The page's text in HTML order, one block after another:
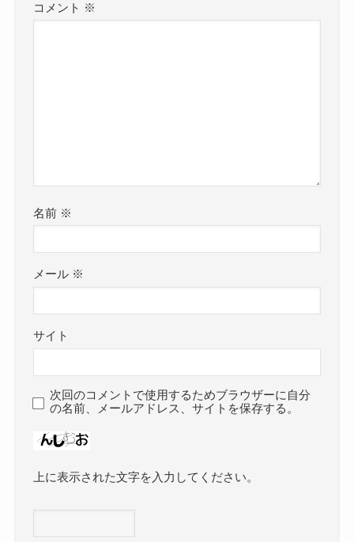
コメント ※
名前 ※
メール ※
サイト
次回のコメントで使用するためブラウザーに自分
の名前、メールアドレス、サイトを保存する。
上に表示された文字を入力してください。